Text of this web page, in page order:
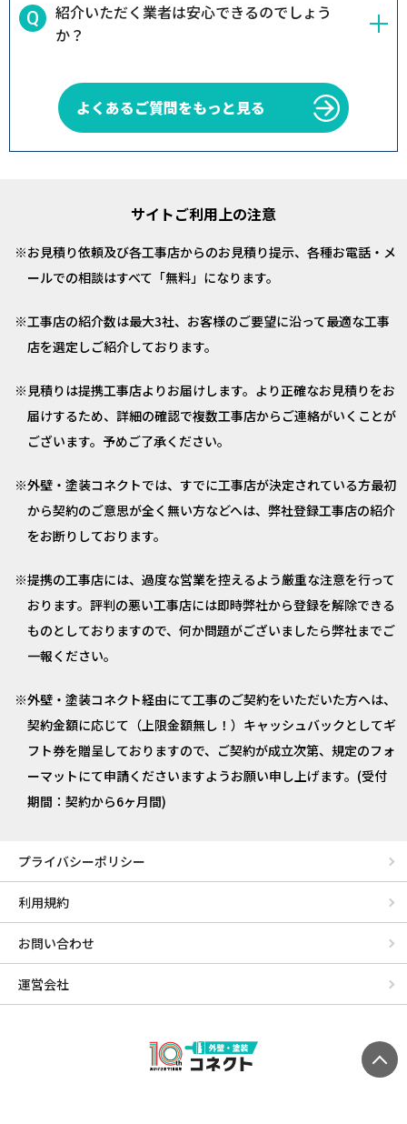
紹介いただく業者は安心できるのでしょう
か？
よくあるご質問をもっと見る
サイトご利用上の注意
お見積り依頼及び各工事店からのお見積り提示、各種お電話・メ
ールでの相談はすべて「無料」になります。
工事店の紹介数は最大3社、お客様のご要望に沿って最適な工事
店を選定しご紹介しております。
見積りは提携工事店よりお届けします。より正確なお見積りをお
届けするため、詳細の確認で複数工事店からご連絡がいくことが
ございます。予めご了承ください。
外壁・塗装コネクトでは、すでに工事店が決定されている方最初
から契約のご意思が全く無い方などへは、弊社登録工事店の紹介
をお断りしております。
提携の工事店には、過度な営業を控えるよう厳重な注意を行って
おります。評判の悪い工事店には即時弊社から登録を解除できる
ものとしておりますので、何か問題がございましたら弊社までご
一報ください。
外壁・塗装コネクト経由にて工事のご契約をいただいた方へは、
契約金額に応じて（上限金額無し！）キャッシュバックとしてギ
フト券を贈呈しておりますので、ご契約が成立次第、規定のフォ
ーマットにて申請くださいますようお願い申し上げます。(受付
期間：契約から6ヶ月間)
プライバシーポリシー
利用規約
お問い合わせ
運営会社